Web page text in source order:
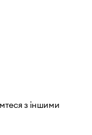
з іншими